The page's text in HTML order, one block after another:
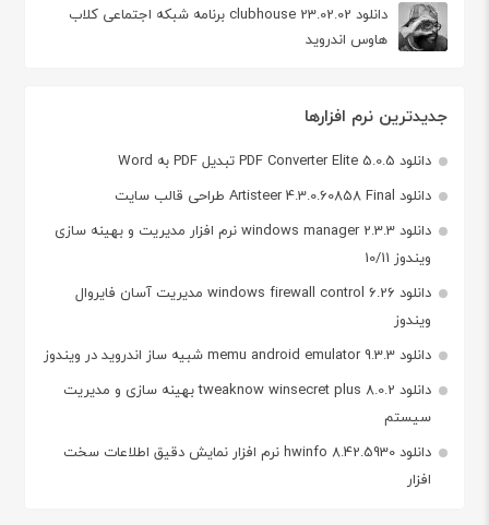
دانلود clubhouse 23.02.02 برنامه شبکه اجتماعی کلاب
هاوس اندروید
جدیدترین نرم افزارها
دانلود PDF Converter Elite 5.0.5 تبدیل PDF به Word
دانلود Artisteer 4.3.0.60858 Final طراحی قالب سایت
دانلود windows manager 2.3.3 نرم افزار مدیریت و بهینه سازی
ویندوز 10/11
دانلود windows firewall control 6.26 مدیریت آسان فایروال
ویندوز
دانلود memu android emulator 9.3.3 شبیه ساز اندروید در ویندوز
دانلود tweaknow winsecret plus 8.0.2 بهینه سازی و مدیریت
سیستم
دانلود hwinfo 8.42.5930 نرم افزار نمایش دقیق اطلاعات سخت
افزار